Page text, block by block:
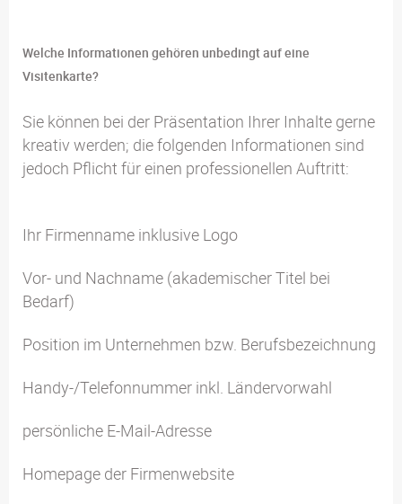
Welche Informationen gehören unbedingt auf eine
Visitenkarte?
Sie können bei der Präsentation Ihrer Inhalte gerne
kreativ werden; die folgenden Informationen sind
jedoch Pflicht für einen professionellen Auftritt:
Ihr Firmenname inklusive Logo
Vor- und Nachname (akademischer Titel bei
Bedarf)
Position im Unternehmen bzw. Berufsbezeichnung
Handy-/Telefonnummer inkl. Ländervorwahl
persönliche E-Mail-Adresse
Homepage der Firmenwebsite